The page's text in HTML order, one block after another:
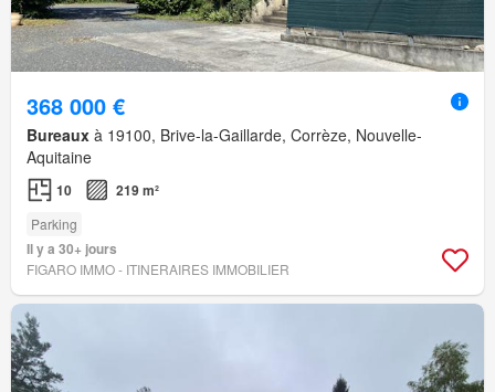
368 000 €
Bureaux à 19100, Brive-la-Gaillarde, Corrèze, Nouvelle-
Aquitaine
10 219 m²
Parking
Il y a 30+ jours
FIGARO IMMO - ITINERAIRES IMMOBILIER